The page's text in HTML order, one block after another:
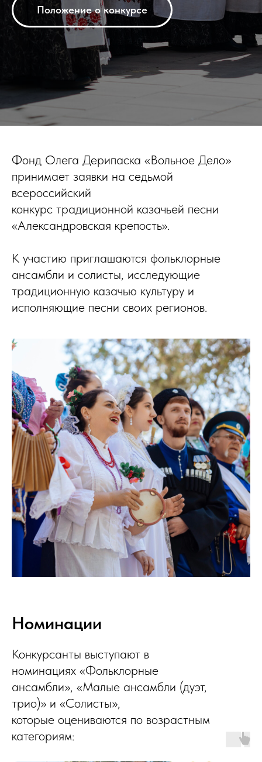
Положение о конкурсе
Фонд Олега Дерипаска «Вольное Дело»
принимает заявки на седьмой
всероссийский
конкурс традиционной казачьей песни
«Александровская крепость».
К участию приглашаются фольклорные
ансамбли и солисты, исследующие
традиционную казачью культуру и
исполняющие песни своих регионов.
Номинации
Конкурсанты выступают в
номинациях «Фольклорные
ансамбли», «Малые ансамбли (дуэт,
трио)» и «Солисты»,
которые оцениваются по возрастным
категориям: